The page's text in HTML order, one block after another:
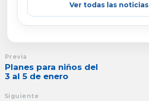
Ver todas las noticias
Previa
Planes para niños del
3 al 5 de enero
Siguiente